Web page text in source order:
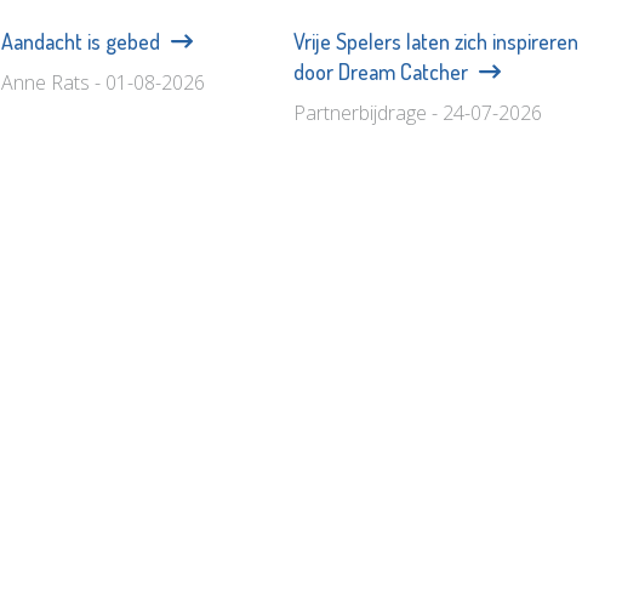
Aandacht is gebed
Anne Rats - 01-08-2026
Vrije Spelers laten zich inspireren
door Dream Catcher
Partnerbijdrage - 24-07-2026